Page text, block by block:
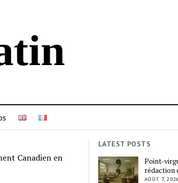
Canadien en
LATEST POSTS
Point-
rédaction
AOÛT 7, 2026